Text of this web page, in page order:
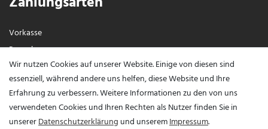
Vorkasse
Paypal
Visa / Mastercard
Vertrag widerrufen?
Wir nutzen Cookies auf unserer Website. Einige von diesen sind
essenziell, während andere uns helfen, diese Website und Ihre
Erfahrung zu verbessern. Weitere Informationen zu den von uns
verwendeten Cookies und Ihren Rechten als Nutzer finden Sie in
unsererDaten­schutz­erklärung und unseremImpressum.